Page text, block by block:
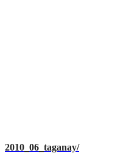
2010_06_taganay/